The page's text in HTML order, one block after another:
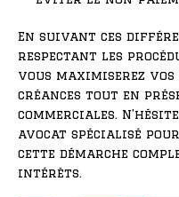
En suivant ces
respectant les
vous maximiserez
créances tout en
commerciales.
avocat spécialisé
cette démarche
intérêts.